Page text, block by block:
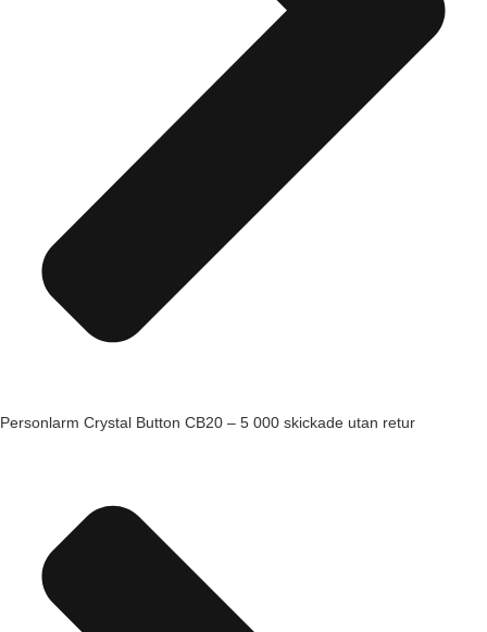
Personlarm Crystal Button CB20 – 5 000 skickade utan retur